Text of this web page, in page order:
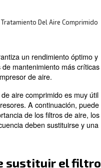
expertos!
garantiza un
tareas de